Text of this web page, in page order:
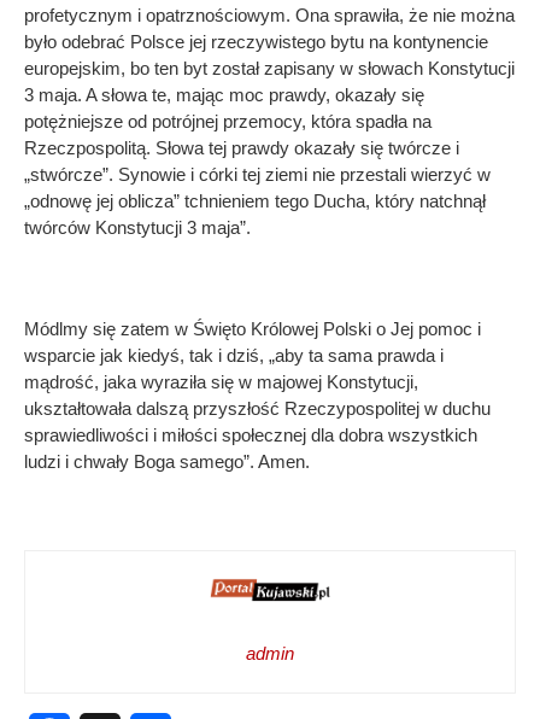
profetycznym i opatrznościowym. Ona sprawiła, że nie można
było odebrać Polsce jej rzeczywistego bytu na kontynencie
europejskim, bo ten byt został zapisany w słowach Konstytucji
3 maja. A słowa te, mając moc prawdy, okazały się
potężniejsze od potrójnej przemocy, która spadła na
Rzeczpospolitą. Słowa tej prawdy okazały się twórcze i
„stwórcze”. Synowie i córki tej ziemi nie przestali wierzyć w
„odnowę jej oblicza” tchnieniem tego Ducha, który natchnął
twórców Konstytucji 3 maja”.
Módlmy się zatem w Święto Królowej Polski o Jej pomoc i
wsparcie jak kiedyś, tak i dziś, „aby ta sama prawda i
mądrość, jaka wyraziła się w majowej Konstytucji,
ukształtowała dalszą przyszłość Rzeczypospolitej w duchu
sprawiedliwości i miłości społecznej dla dobra wszystkich
ludzi i chwały Boga samego”. Amen.
admin